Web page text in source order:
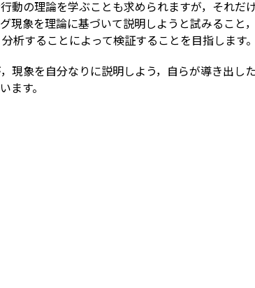
の理論を学ぶことも求められますが，それだ
現象を理論に基づいて説明しようと試みること
析することによって検証することを目指します。
象を自分なりに説明しよう，自らが導き出し
ます。